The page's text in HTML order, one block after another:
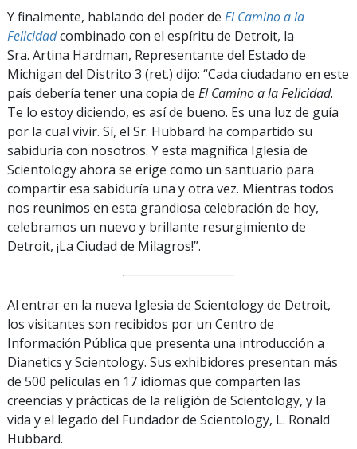
Y finalmente, hablando del poder de El Camino a la
Felicidadcombinado con el espíritu de Detroit, la
Sra. Artina Hardman, Representante del Estado de
Michigan del Distrito 3 (ret.) dijo: “Cada ciudadano en este
país debería tener una copia de El Camino a la Felicidad.
Te lo estoy diciendo, es así de bueno. Es una luz de guía
por la cual vivir. Sí, el Sr. Hubbard ha compartido su
sabiduría con nosotros. Y esta magnífica Iglesia de
Scientology ahora se erige como un santuario para
compartir esa sabiduría una y otra vez. Mientras todos
nos reunimos en esta grandiosa celebración de hoy,
celebramos un nuevo y brillante resurgimiento de
Detroit, ¡La Ciudad de Milagros!”.
Al entrar en la nueva Iglesia de Scientology de Detroit,
los visitantes son recibidos por un Centro de
Información Pública que presenta una introducción a
Dianetics y Scientology. Sus exhibidores presentan más
de 500 películas en 17 idiomas que comparten las
creencias y prácticas de la religión de Scientology, y la
vida y el legado del Fundador de Scientology, L. Ronald
Hubbard.